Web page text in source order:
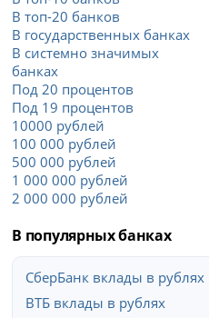
В топ-20 банков
В государственных банках
В системно значимых
банках
Под 20 процентов
Под 19 процентов
10000 рублей
100 000 рублей
500 000 рублей
1 000 000 рублей
2 000 000 рублей
В популярных банках
СберБанк вклады в рублях
ВТБ вклады в рублях